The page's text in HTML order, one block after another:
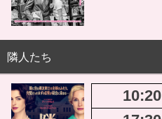
隣人たち
10:20